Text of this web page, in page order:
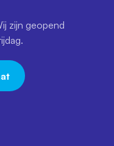
zijn geopend